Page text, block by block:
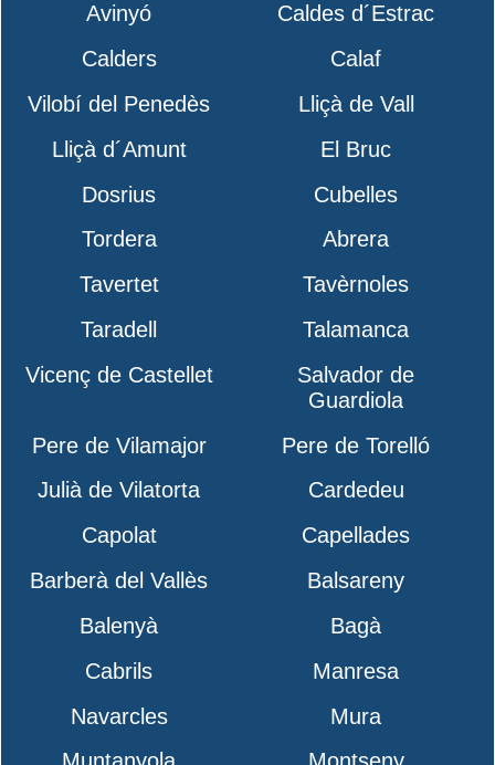
Avinyó
Caldes d´Estrac
Calders
Calaf
Vilobí del Penedès
Lliçà de Vall
Lliçà d´Amunt
El Bruc
Dosrius
Cubelles
Tordera
Abrera
Tavertet
Tavèrnoles
Taradell
Talamanca
Vicenç de Castellet
Salvador de
Guardiola
Pere de Vilamajor
Pere de Torelló
Julià de Vilatorta
Cardedeu
Capolat
Capellades
Barberà del Vallès
Balsareny
Balenyà
Bagà
Cabrils
Manresa
Navarcles
Mura